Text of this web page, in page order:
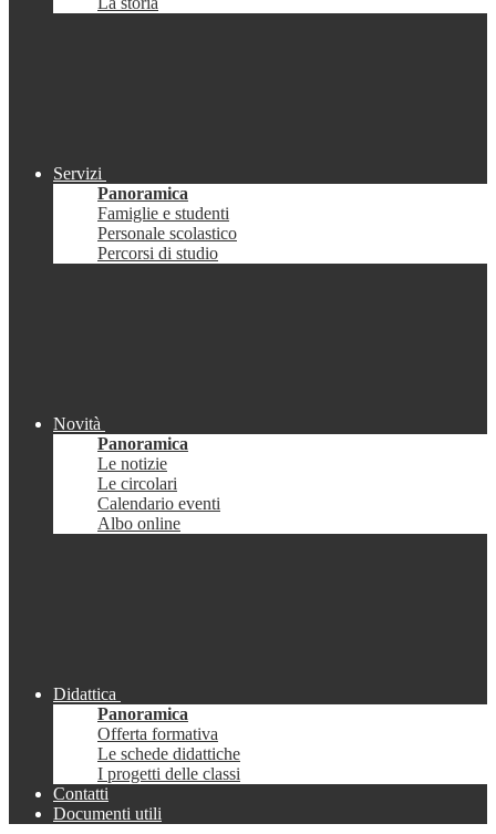
Servizi
Panoramica
Famiglie e studenti
Personale scolastico
Percorsi di studio
Novità
Panoramica
Le notizie
Le circolari
Calendario eventi
Albo online
Didattica
Panoramica
Offerta formativa
Le schede didattiche
I progetti delle classi
Contatti
Documenti utili